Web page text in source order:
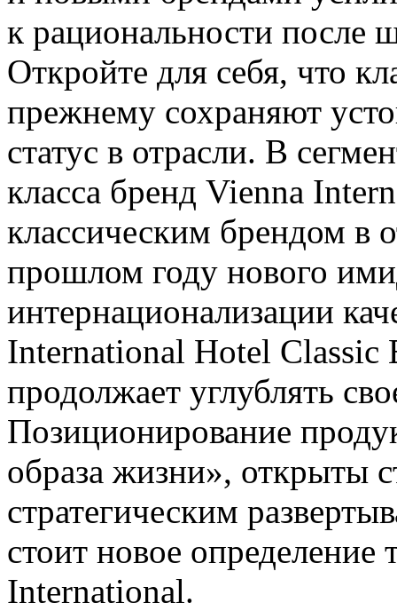
к рациональности после
Откройте для себя, что
прежнему сохраняют
статус в отрасли. В
класса бренд Vienna
классическим брендом в
прошлом году нового
интернационализации
International Hotel
продолжает углублять
Позиционирование
образа жизни», открыты
стратегическим
стоит новое определение
International.